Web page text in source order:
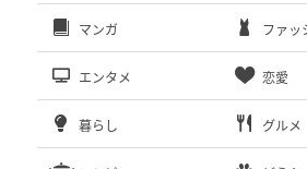
マンガ ファッ
エンタメ 恋愛
暮らし グルメ